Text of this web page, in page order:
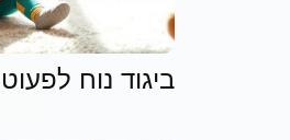
ביגוד נוח